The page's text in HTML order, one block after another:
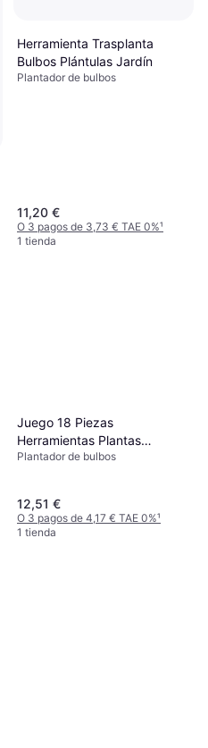
Herramienta Trasplanta
Bulbos Plántulas Jardín
Plantador de bulbos
11,20 €
O 3 pagos de 3,73 € TAE 0%¹
1 tienda
Juego 18 Piezas
Herramientas Plantas
Suculentas
Plantador de bulbos
12,51 €
O 3 pagos de 4,17 € TAE 0%¹
1 tienda